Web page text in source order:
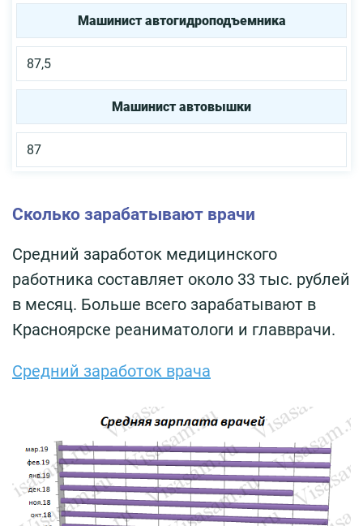
Машинист автогидроподъемника
87,5
Машинист автовышки
87
Сколько зарабатывают врачи
Средний заработок медицинского
работника составляет около 33 тыс. рублей
в месяц. Больше всего зарабатывают в
Красноярске реаниматологи и главврачи.
Средний заработок врача